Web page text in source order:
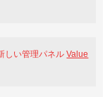
しい管理パネルValue